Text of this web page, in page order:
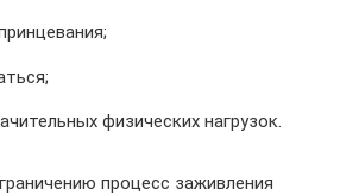
физических нагрузок.
процесс заживления